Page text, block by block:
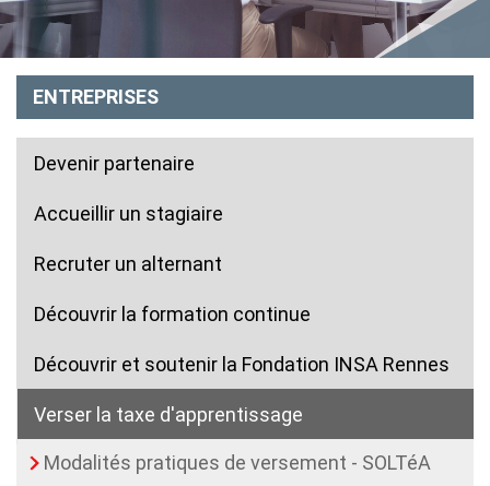
ENTREPRISES
Devenir partenaire
Accueillir un stagiaire
Recruter un alternant
Découvrir la formation continue
Découvrir et soutenir la Fondation INSA Rennes
Verser la taxe d'apprentissage
Modalités pratiques de versement - SOLTéA